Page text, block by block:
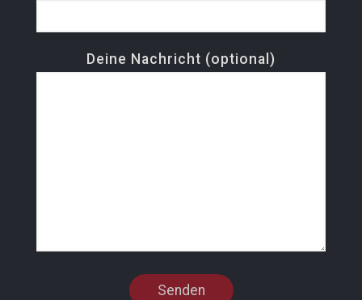
Deine Nachricht (optional)